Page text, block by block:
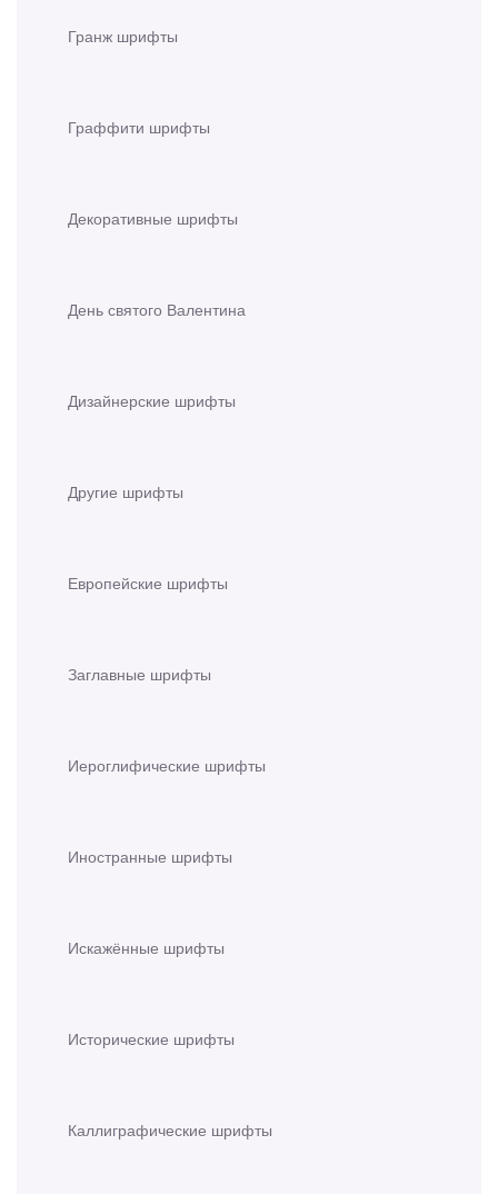
Гранж шрифты
Граффити шрифты
Декоративные шрифты
День святого Валентина
Дизайнерские шрифты
Другие шрифты
Европейские шрифты
Заглавные шрифты
Иероглифические шрифты
Иностранные шрифты
Искажённые шрифты
Исторические шрифты
Каллиграфические шрифты